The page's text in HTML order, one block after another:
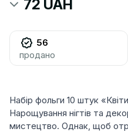
72 UAH
56
продано
Набір фольги 10 штук
Нарощування нігтів та
мистецтво. Однак, щоб